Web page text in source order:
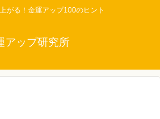
がる！金運アップ100のヒント
アップ研究所